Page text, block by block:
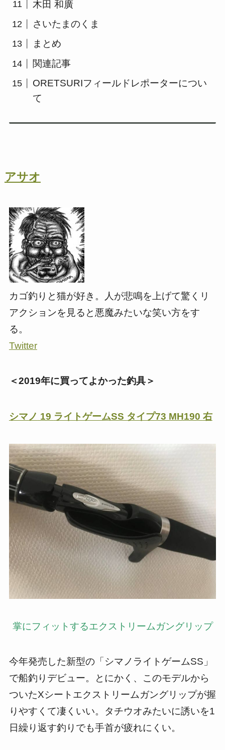
木田 和廣
さいたまのくま
まとめ
関連記事
ORETSURIフィールドレポーターについ
て
アサオ
カゴ釣りと猫が好き。人が悲鳴を上げて驚くリ
アクションを見ると悪魔みたいな笑い方をす
る。
Twitter
＜2019年に買ってよかった釣具＞
シマノ 19 ライトゲームSS タイプ73 MH190 右
掌にフィットするエクストリームガングリップ
今年発売した新型の「シマノライトゲームSS」
で船釣りデビュー。とにかく、このモデルから
ついたXシートエクストリームガングリップが握
りやすくて凄くいい。タチウオみたいに誘いを1
日繰り返す釣りでも手首が疲れにくい。